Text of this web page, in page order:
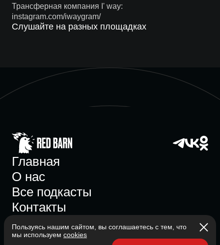
Трансферная компания I' way:
instagram.com/iwaygram/
Слушайте на разных площадках
Главная
О нас
Все подкасты
Контакты
Пользуясь нашим сайтом, вы соглашаетесь с тем, что
мы используем cookies